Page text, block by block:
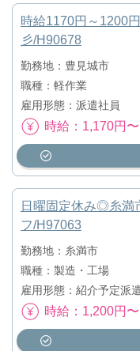
時給1170円～1200
彡/H90678
勤務地：豊見城市
職種：軽作業
雇用形態：派遣社員
時給：1,170円〜
日曜固定休み◎糸満
フ/H97063
勤務地：糸満市
職種：製造・工場
雇用形態：紹介予定派
時給：1,200円〜